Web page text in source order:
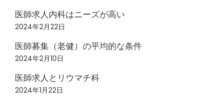
医師求人内科はニーズが高い
2024年2月22日
医師募集（老健）の平均的な条件
2024年2月10日
医師求人とリウマチ科
2024年1月22日